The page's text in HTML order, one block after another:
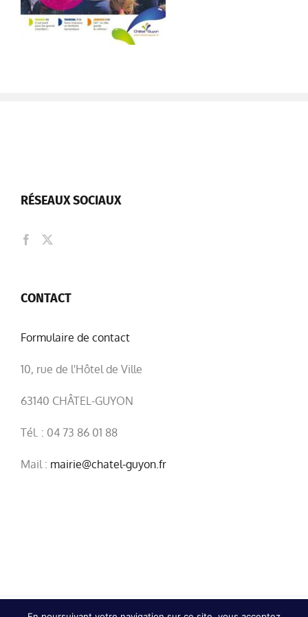
RÉSEAUX SOCIAUX
CONTACT
Formulaire de contact
10, rue de l'Hôtel de Ville
63140 CHÂTEL-GUYON
Tél. : 04 73 86 01 88
Mail : mairie@chatel-guyon.fr